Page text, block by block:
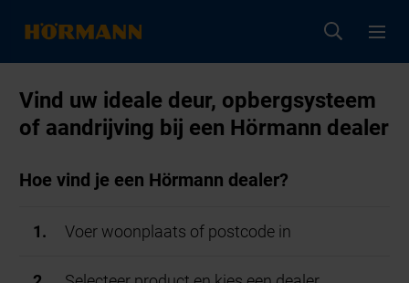
Vind uw ideale deur, opbergsysteem
of aandrijving bij een Hörmann dealer
Hoe vind je een Hörmann dealer?
Voer woonplaats of postcode in